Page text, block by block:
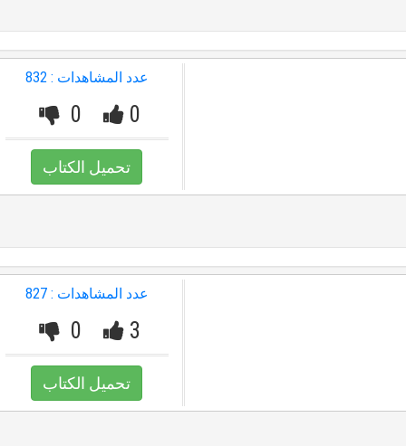
عدد المشاهدات : 832
0
0
تحميل الكتاب
عدد المشاهدات : 827
3
0
تحميل الكتاب